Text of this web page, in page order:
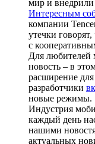
мир и
Интересным
компании
утечки
с
Для любителей
новость – в
расширение
разработчики
новые режимы.
Индустрия
каждый день
нашими
актуальных